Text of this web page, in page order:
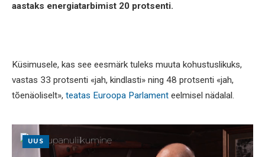
aastaks energiatarbimist 20 protsenti.
Küsimusele, kas see eesmärk tuleks muuta kohustuslikuks,
vastas 33 protsenti «jah, kindlasti» ning 48 protsenti «jah,
tõenäoliselt», teatas Euroopa Parlament eelmisel nädalal.
UUS